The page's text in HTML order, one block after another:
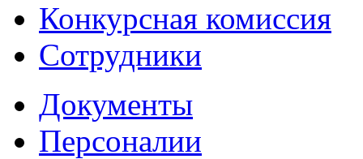
Конкурсная комиссия
Сотрудники
Документы
Персоналии